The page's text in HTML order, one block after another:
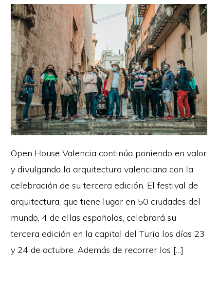
Open House Valencia continúa poniendo en valor
y divulgando la arquitectura valenciana con la
celebración de su tercera edición. El festival de
arquitectura, que tiene lugar en 50 ciudades del
mundo, 4 de ellas españolas, celebrará su
tercera edición en la capital del Turia los días 23
y 24 de octubre. Además de recorrer los […]